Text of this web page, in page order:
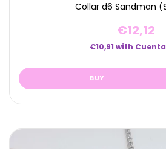
Collar d6 Sandman
€12,12
€10,91 with